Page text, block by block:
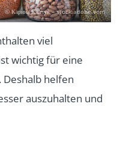
© Карина Клачук – stock.adobe.com
viel
wichtig für eine
helfen
auszuhalten und